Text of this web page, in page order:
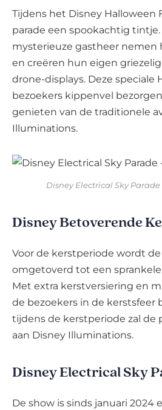
Tijdens het Disney Halloween
parade een spookachtig
mysterieuze gastheer nemen
en creëren hun eigen
drone-displays. Deze speciale
bezoekers kippenvel
genieten van de traditionele
Illuminations.
Disney Electrical Sky
Disney Betoverende
Voor de kerstperiode wordt de
omgetoverd tot een
Met extra kerstversiering en
de bezoekers in de kerstsfeer
tijdens de kerstperiode zal de
aan Disney Illuminations.
Disney Electrical Sky
De show is sinds januari 2024